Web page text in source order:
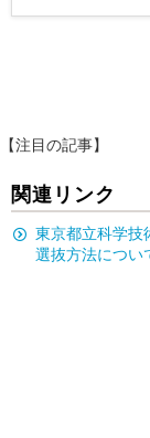
【注目の記事】
関連リンク
東京都立科学技
選抜方法につい